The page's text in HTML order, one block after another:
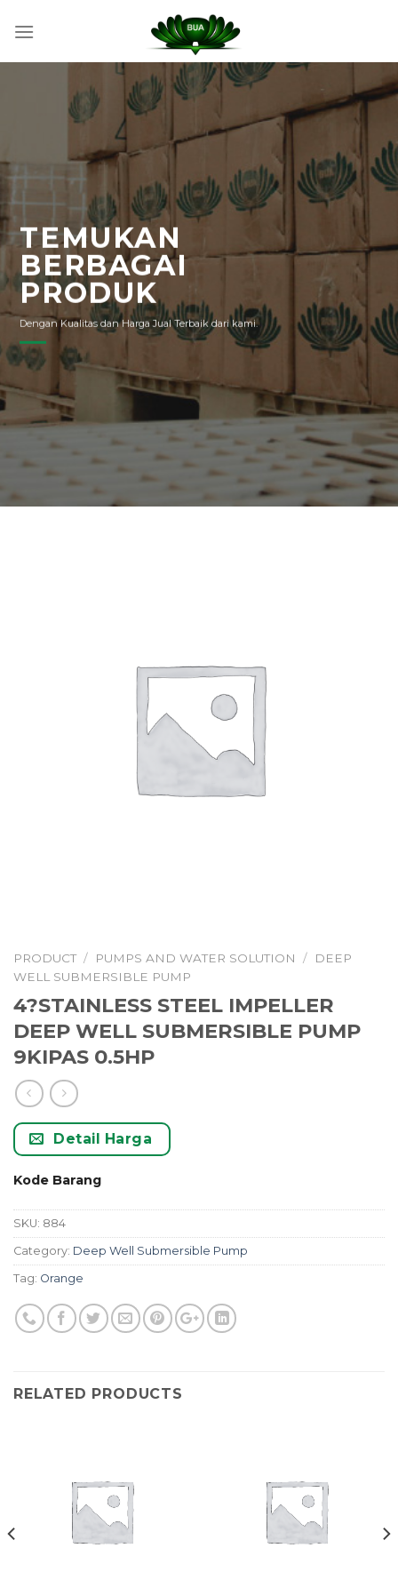
TEMUKAN
BERBAGAI
PRODUK
Dengan Kualitas dan Harga Jual Terbaik dari kami.
PRODUCT / PUMPS AND WATER SOLUTION /
DEEP
WELL SUBMERSIBLE PUMP
4?STAINLESS STEEL IMPELLER
DEEP WELL SUBMERSIBLE PUMP
9KIPAS 0.5HP
Detail Harga
Kode Barang
SKU: 884
Category: Deep Well Submersible Pump
Tag: Orange
RELATED PRODUCTS